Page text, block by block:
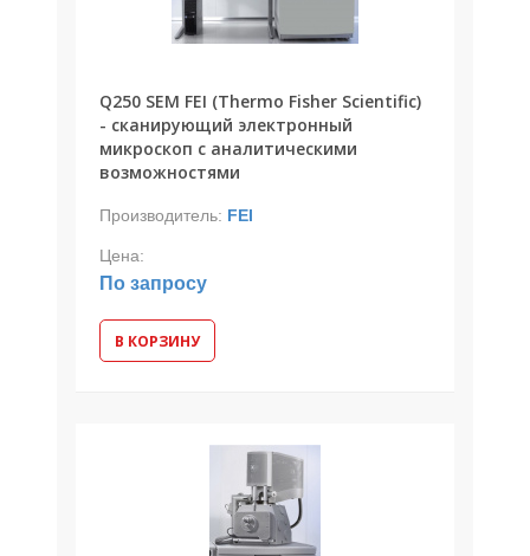
Q250 SEM FEI (Thermo Fisher Scientific)
- сканирующий электронный
микроскоп с аналитическими
возможностями
Производитель: FEI
Цена:
По запросу
В КОРЗИНУ